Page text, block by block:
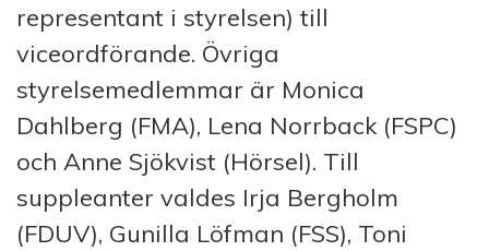
representant i styrelsen) till
viceordförande. Övriga
styrelsemedlemmar är Monica
Dahlberg (FMA), Lena Norrback (FSPC)
och Anne Sjökvist (Hörsel). Till
suppleanter valdes Irja Bergholm
(FDUV), Gunilla Löfman (FSS), Toni